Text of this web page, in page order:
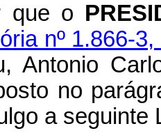
que o
nº 1.866-
Antonio
no
a seguinte